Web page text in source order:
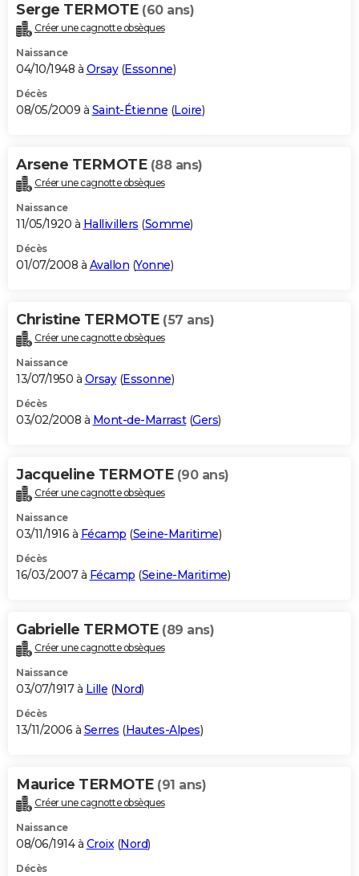
Serge TERMOTE (60 ans)
Créer une cagnotte obsèques
Naissance
04/10/1948 à Orsay(Essonne)
Décès
08/05/2009 à Saint-Étienne (Loire)
Arsene TERMOTE (88 ans)
Créer une cagnotte obsèques
Naissance
11/05/1920 à Hallivillers (Somme)
Décès
01/07/2008 à Avallon (Yonne)
Christine TERMOTE (57 ans)
Créer une cagnotte obsèques
Naissance
13/07/1950 à Orsay(Essonne)
Décès
03/02/2008 à Mont-de-Marrast(Gers)
Jacqueline TERMOTE (90 ans)
Créer une cagnotte obsèques
Naissance
03/11/1916 à Fécamp (Seine-Maritime)
Décès
16/03/2007 à Fécamp (Seine-Maritime)
Gabrielle TERMOTE (89 ans)
Créer une cagnotte obsèques
Naissance
03/07/1917 à Lille (Nord)
Décès
13/11/2006 à Serres (Hautes-Alpes)
Maurice TERMOTE (91 ans)
Créer une cagnotte obsèques
Naissance
08/06/1914 à Croix (Nord)
Décès